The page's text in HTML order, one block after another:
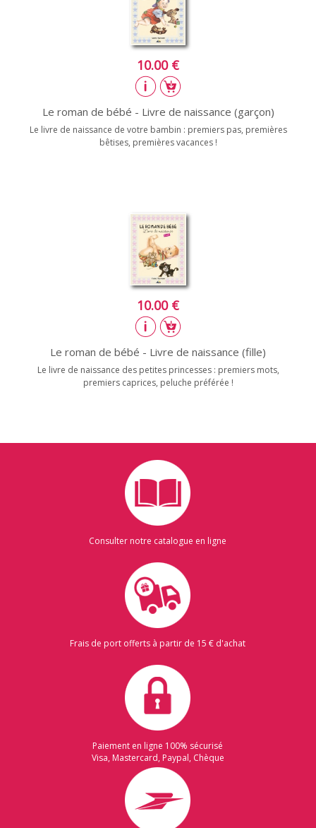
10.00 €
Le roman de bébé - Livre de naissance (garçon)
Le livre de naissance de votre bambin : premiers pas, premières
bêtises, premières vacances !
10.00 €
Le roman de bébé - Livre de naissance (fille)
Le livre de naissance des petites princesses : premiers mots,
premiers caprices, peluche préférée !
Consulter notre catalogue en ligne
Frais de port offerts à partir de 15 € d'achat
Paiement en ligne 100% sécurisé
Visa, Mastercard, Paypal, Chèque